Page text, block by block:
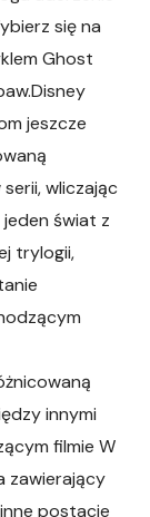
się na
Ghost
jeszcze
wliczając
świat z
trylogii,
innymi
filmie W
zawierający
postacie